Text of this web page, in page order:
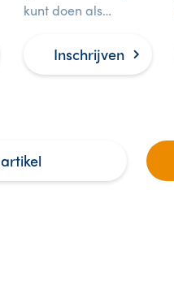
kunt doen als
gewond raakt. Thuis,
op je werk, op straat.
Inschrijven
artikel